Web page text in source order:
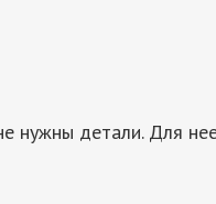
нужны детали. Для